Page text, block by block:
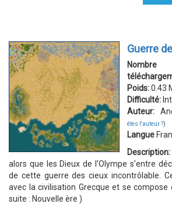
Guerre
Poids:0.43
Difficulté:
Auteur:
êtes l'auteur ?)
Langue
Description:
alors que les Dieux de l'Olympe s'entre
de cette guerre des cieux incontrôlable.
avec la civilisation Grecque et se compose
suite : Nouvelle ère )